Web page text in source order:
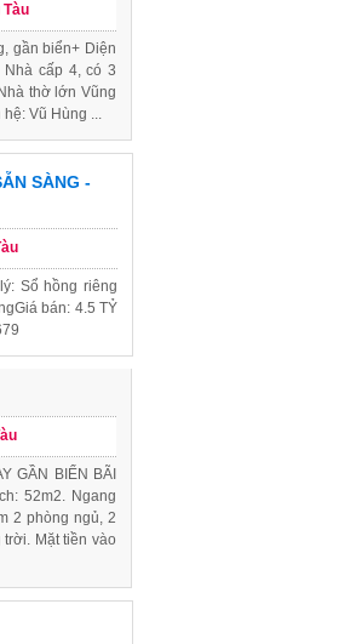
Tàu
gần biển+ Diện
Nhà cấp 4, có 3
thờ lớn Vũng
Vũ Hùng ...
SÀNG -
Sổ hồng riêng
bán: 4.5 TỶ
GẦN BIỂN BÃI
52m2. Ngang
2 phòng ngủ, 2
Mặt tiền vào